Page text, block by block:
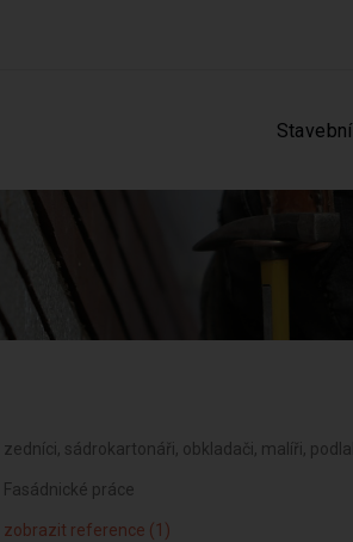
zedníci, sádrokartonáři, obkladači, malíři,
Fasádnické práce
zobrazit reference (1)